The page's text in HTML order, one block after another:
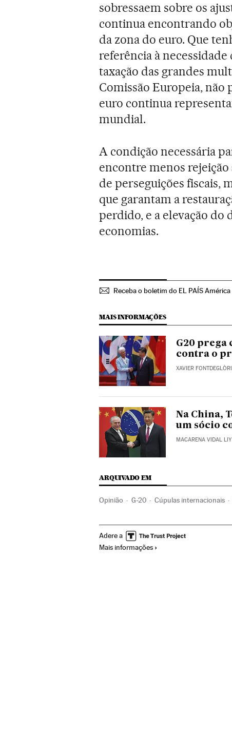
sobressaem sobre os
continua encontrando
da zona do euro. Que
referência à
taxação das grandes
Comissão Europeia, não
euro continua
mundial.
A condição necessária
encontre menos
de perseguições fiscais,
que garantam a
perdido, e a elevação do
economias.
Receba o boletim do EL PAÍS América
MAIS INFORMAÇÕES
G20 prega
contra o
XAVIER
Na China,
um sócio
MACARENA VIDAL LIY
ARQUIVADO EM
Opinião G-20 Cúpulas internacionais
Adere a
Mais informações